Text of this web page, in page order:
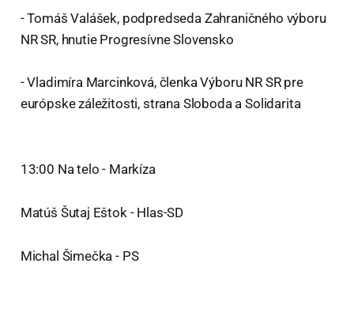
- Tomáš Valášek, podpredseda Zahraničného výboru
NR SR, hnutie Progresívne Slovensko
- Vladimíra Marcinková, členka Výboru NR SR pre
európske záležitosti, strana Sloboda a Solidarita
13:00 Na telo - Markíza
Matúš Šutaj Eštok - Hlas-SD
Michal Šimečka - PS